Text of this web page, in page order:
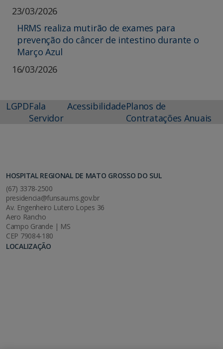
23/03/2026
HRMS realiza mutirão de exames para
prevenção do câncer de intestino durante o
Março Azul
16/03/2026
LGPDFala
Servidor
AcessibilidadePlanos de
Contratações Anuais
HOSPITAL REGIONAL DE MATO GROSSO DO SUL
(67) 3378-2500
presidencia@funsau.ms.gov.br
Av. Engenheiro Lutero Lopes 36
Aero Rancho
Campo Grande | MS
CEP 79084-180
LOCALIZAÇÃO